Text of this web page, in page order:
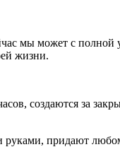
мы может с полной
жизни.
создаются за
придают